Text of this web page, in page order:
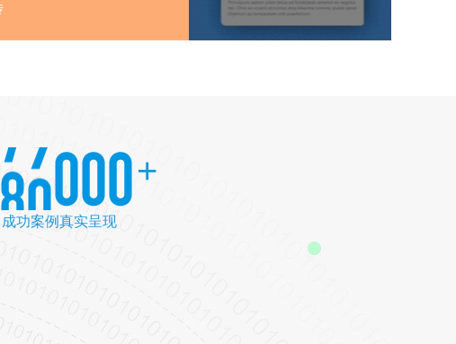
+
成功案例真实呈现
2023-02-07